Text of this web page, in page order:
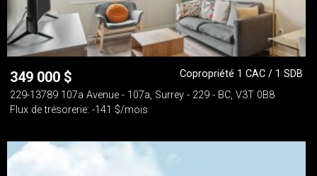
349 000 $
Copropriété 1 CAC / 1 SDB
229-13789 107a Avenue - 107a, Surrey - 229 - BC, V3T 0B8
Flux de trésorerie: -141 $/mois